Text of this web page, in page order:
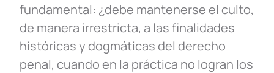
fundamental: ¿debe mantenerse el culto,
de manera irrestricta, a las finalidades
históricas y dogmáticas del derecho
penal, cuando en la práctica no logran los